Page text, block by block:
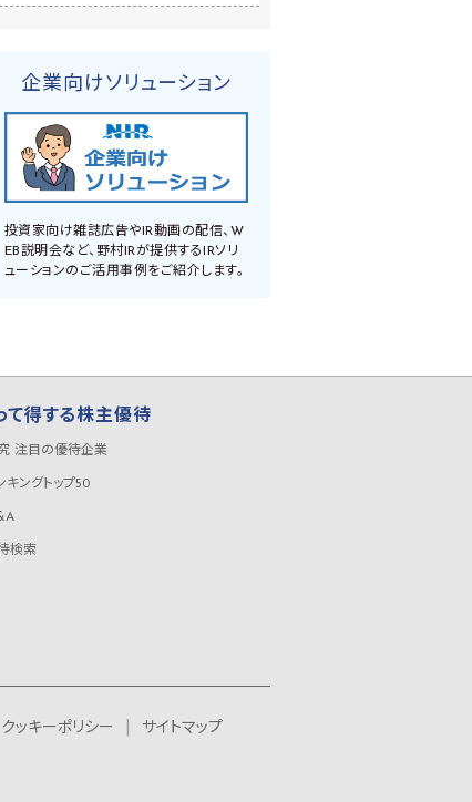
企業向けソリューション
投資家向け雑誌広告やIR動画の配信、W
EB説明会など、野村IRが提供するIRソリ
ューションのご活用事例をご紹介します。
て得する株主優待
注目の優待企業
キングトップ50
検索
クッキーポリシー
サイトマップ